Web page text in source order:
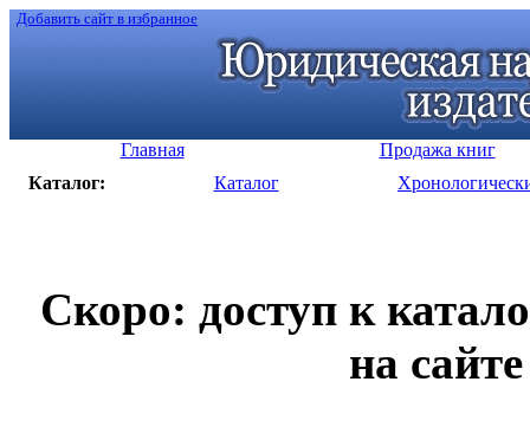
Добавить сайт в избранное
Главная
Продажа книг
Каталог:
Каталог
Скоро: доступ к
на